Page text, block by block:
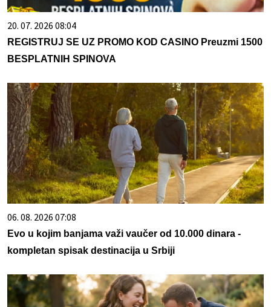
20. 07. 2026 08:04
REGISTRUJ SE UZ PROMO KOD CASINO Preuzmi 1500
BESPLATNIH SPINOVA
06. 08. 2026 07:08
Evo u kojim banjama važi vaučer od 10.000 dinara -
kompletan spisak destinacija u Srbiji